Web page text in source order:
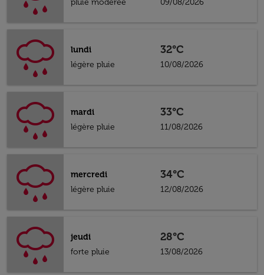
pluie modérée
09/08/2026
lundi
légère pluie
32°C
10/08/2026
mardi
légère pluie
33°C
11/08/2026
mercredi
légère pluie
34°C
12/08/2026
jeudi
forte pluie
28°C
13/08/2026